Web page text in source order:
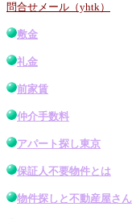
問合せメール（yhtk）
敷金
礼金
前家賃
仲介手数料
アパート探し東京
保証人不要物件とは
物件探し と不動産屋さん